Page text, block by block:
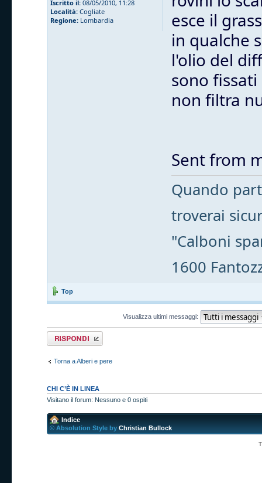
Iscritto il: 08/05/2010, 11:28
Località: Cogliate
Regione: Lombardia
esce il
in qualche
l'olio del
sono
non filtra
Sent from
Quando
troverai
"Calboni
1600
Top
Visualizza ultimi messaggi:
Rispondi al
messaggio
Torna a Alberi e pere
CHI C’È IN LINEA
Visitano il forum: Nessuno e 0 ospiti
Indice
© Absolution Style by Christian Bullock